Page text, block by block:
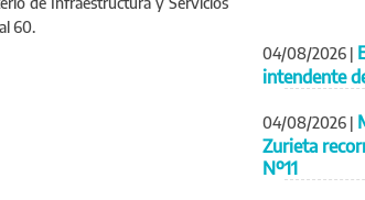
60.
04/08/2026 |
intendente
04/08/2026 |
Zurieta
Nº11